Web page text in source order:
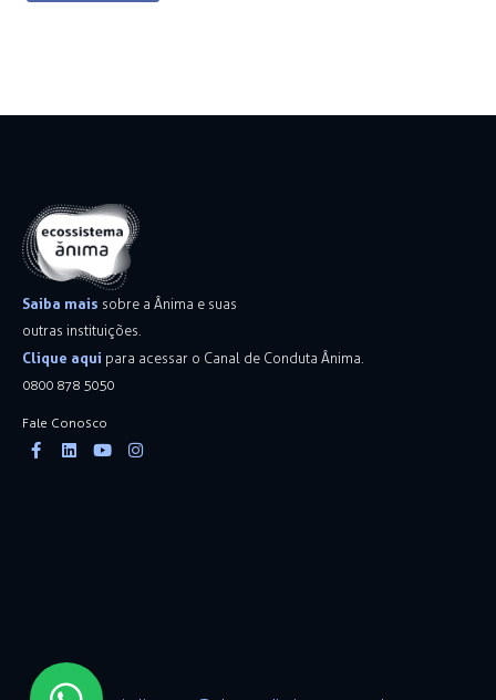
Saiba mais sobre a Ânima e suas
outras instituições.
Clique aqui para acessar o Canal de Conduta Ânima.
0800 878 5050
Fale Conosco
Facebook-
f
Linkedin
YoutubeInstagram